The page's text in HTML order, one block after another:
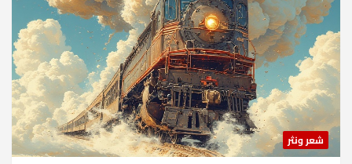
شعر ونثر